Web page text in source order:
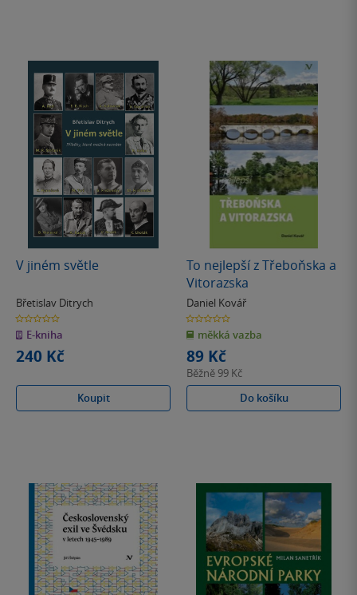
V jiném světle
Břetislav Ditrych
0.0
z
5
hvězdiček
E-kniha
240 Kč
Koupit
To nejlepší z Třeboňska a
Vitorazska
Daniel Kovář
0.0
z
5
hvězdiček
měkká vazba
89 Kč
Běžně 99 Kč
Do košíku